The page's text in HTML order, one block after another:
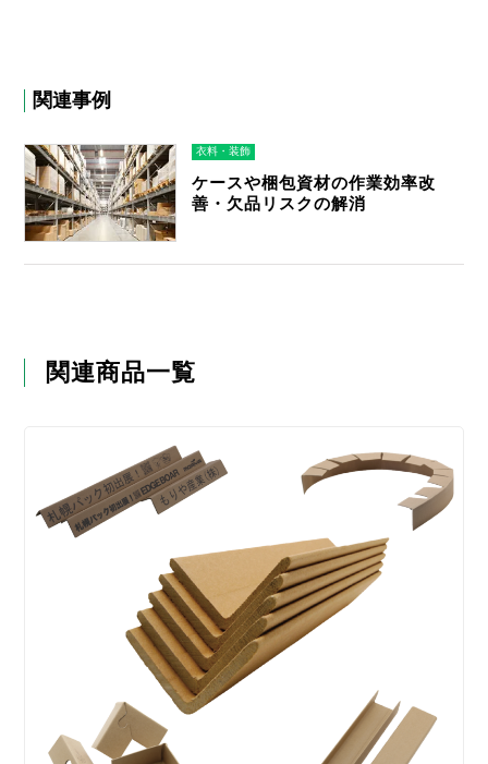
関連事例
衣料・装飾
ケースや梱包資材の作業効率改
善・欠品リスクの解消
関連商品一覧